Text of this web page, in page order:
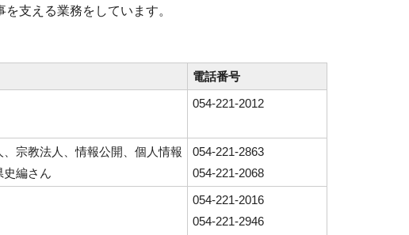
支える業務をしています。
電話番号
054-221-2012
宗教法人、情報公開、個人情報
史編さん
054-221-2863
054-221-2068
054-221-2016
054-221-2946